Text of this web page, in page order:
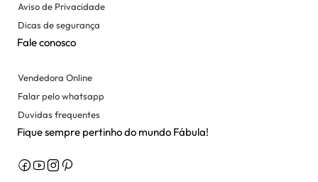
Aviso de Privacidade
Dicas de segurança
Fale conosco
Vendedora Online
Falar pelo whatsapp
Duvidas frequentes
Fique sempre pertinho do mundo Fábula!